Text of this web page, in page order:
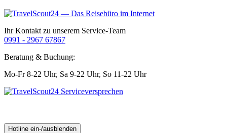
Ihr Kontakt zu unserem Service-Team
0991 - 2967 67867
Beratung & Buchung:
Mo-Fr 8-22 Uhr, Sa 9-22 Uhr, So 11-22 Uhr
Hotline ein-/ausblenden